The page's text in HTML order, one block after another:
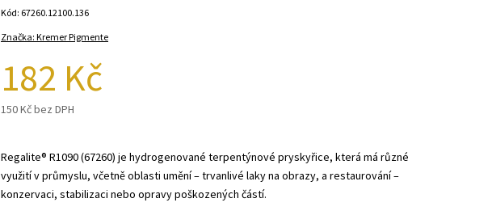
Značka: Kremer Pigmente
182 Kč
150 Kč bez DPH
Kód: 67260.12100.136
Regalite® R1090 (67260) je hydrogenované terpentýnové pryskyřice, která má různé
využití v průmyslu, včetně oblasti umění – trvanlivé laky na obrazy, a restaurování –
konzervaci, stabilizaci nebo opravy poškozených částí.